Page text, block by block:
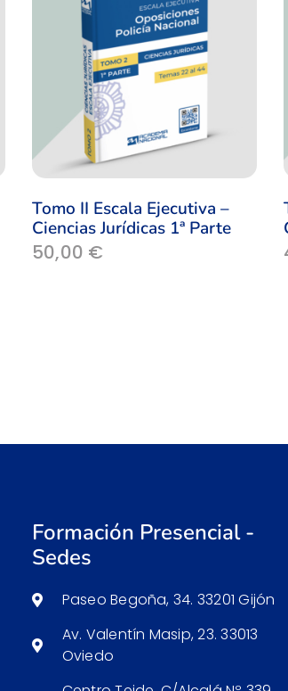
Tomo II Escala Ejecutiva –
Ciencias Jurídicas 1ª Parte
50,00 €
Formación Presencial -
Sedes
Paseo Begoña, 34. 33201 Gijón
Av. Valentín Masip, 23. 33013
Oviedo